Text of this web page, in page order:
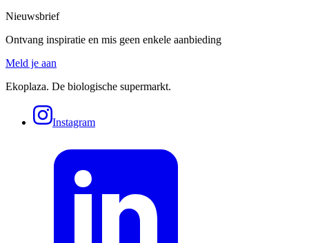
Nieuwsbrief
Ontvang inspiratie en mis geen enkele aanbieding
Meld je aan
Ekoplaza. De biologische supermarkt.
Instagram